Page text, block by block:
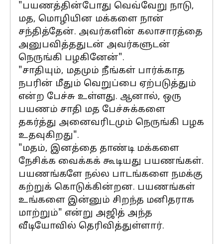
"பயணத்தின்போது வெவ்வேறு நாடு,
மத, மொழியின மக்களை நான்
சந்தித்தேன். அவர்களின் கலாசாரத்தை
அனுபவித்ததுடன் அவர்களுடன்
நெருங்கி பழகினேன்".
"சாதியும், மதமும் நீங்கள் பார்க்காத
நபரின் மீதும் வெறுப்பை ஏற்படுத்தும்
என்ற பேச்சு உள்ளது. ஆனால், ஒரு
பயணம் சாதி மத பேச்சுக்களை
தகர்த்து அனைவரிடமும் நெருங்கி பழக
உதவுகிறது".
"மதம், இனத்தை தாண்டி மக்களை
நேசிக்க வைக்கக் கூடியது பயணங்கள்.
பயணங்களே நல்ல பாடங்களை நமக்கு
கற்றுக் கொடுக்கின்றன. பயணங்கள்
உங்களை இன்னும் சிறந்த மனிதராக
மாற்றும்" என்று அஜித் அந்த
வீடியோவில் தெரிவித்துள்ளார்.